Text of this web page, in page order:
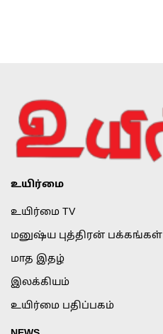
உயிர்மை
உயிர்மை TV
மனுஷ்ய புத்திரன் பக்கங்கள்
மாத இதழ்
இலக்கியம்
உயிர்மை பதிப்பகம்